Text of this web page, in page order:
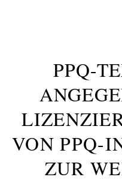
PPQ-
VON PPQ-
ZUR